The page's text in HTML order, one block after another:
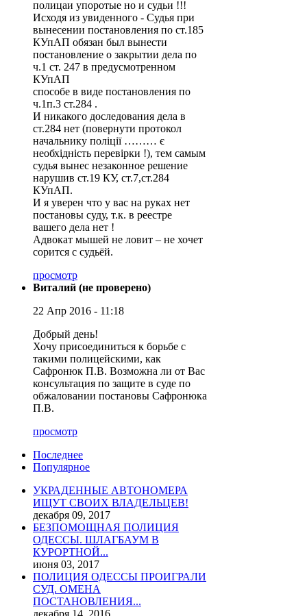
полицаи упоротые но и судьи !!!
Исходя из увиденного - Судья при
вынесении постановления по ст.185
КУпАП обязан был вынести
постановление о закрытии дела по
ч.1 ст. 247 в предусмотренном
КУпАП
способе в виде постановления по
ч.1п.3 ст.284 .
И никакого доследования дела в
ст.284 нет (повернути протокол
начальнику поліції ……… є
необхідність перевірки !), тем самым
судья вынес незаконное решение
нарушив ст.19 КУ, ст.7,ст.284
КУпАП.
И я уверен что у вас на руках нет
постановы суду, т.к. в реестре
вашего дела нет !
Адвокат мышей не ловит – не хочет
сорится с судьёй.
просмотр
Виталий (не проверено)
22 Апр 2016 - 11:18
Добрый день!
Хочу присоединиться к борьбе с
такими полицейскими, как
Сафронюк П.В. Возможна ли от Вас
консультация по защите в суде по
обжаловании постановы Сафронюка
П.В.
просмотр
Последнее
Популярное
УКРАДЕННЫЕ АВТОНОМЕРА
ИЩУТ СВОИХ ВЛАДЕЛЬЦЕВ!
декабря 09, 2017
БЕЗПОМОЩНАЯ ПОЛИЦИЯ
ОДЕССЫ. ШЛАГБАУМ В
КУРОРТНОЙ...
июня 03, 2017
ПОЛИЦИЯ ОДЕССЫ ПРОИГРАЛИ
СУД. ОМЕНА
ПОСТАНОВЛЕНИЯ...